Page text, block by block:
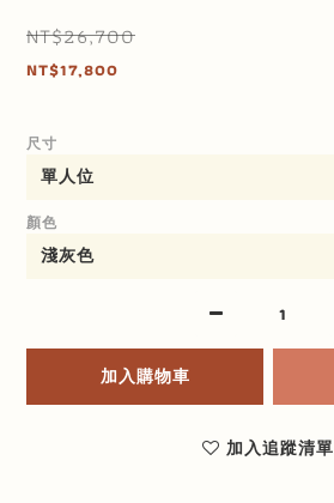
NT$26,700
NT$17,800
尺寸
顏色
加入購物車
加入追蹤清單